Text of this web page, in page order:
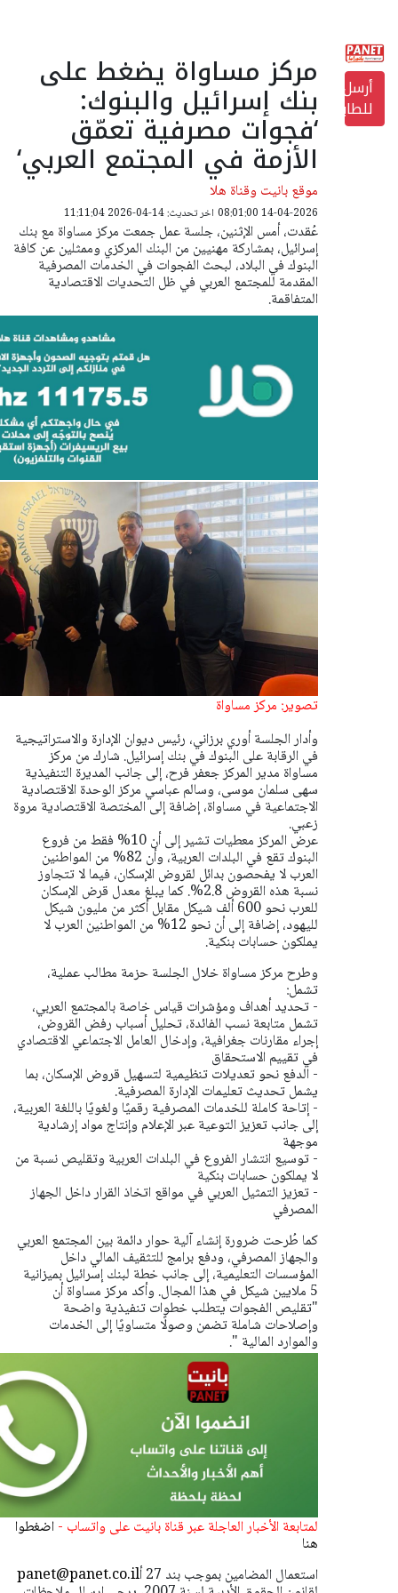
أرسل
للطابعة
مركز مساواة يضغط على
بنك إسرائيل والبنوك:
‘فجوات مصرفية تعمّق
الأزمة في المجتمع العربي‘
موقع بانيت وقناة هلا
14-04-2026 08:01:00 اخر تحديث: 14-04-2026 11:11:04
عُقدت، أمس الإثنين، جلسة عمل جمعت مركز مساواة مع بنك
إسرائيل، بمشاركة مهنيين من البنك المركزي وممثلين عن كافة
البنوك في البلاد، لبحث الفجوات في الخدمات المصرفية
المقدمة للمجتمع العربي في ظل التحديات الاقتصادية
المتفاقمة.
تصوير: مركز مساواة
وأدار الجلسة أوري برزاني، رئيس ديوان الإدارة والاستراتيجية
في الرقابة على البنوك في بنك إسرائيل. شارك من مركز
مساواة مدير المركز جعفر فرح، إلى جانب المديرة التنفيذية
سهى سلمان موسى، وسالم عباسي مركز الوحدة الاقتصادية
الاجتماعية في مساواة، إضافة إلى المختصة الاقتصادية مروة
زعبي.
عرض المركز معطيات تشير إلى أن 10% فقط من فروع
البنوك تقع في البلدات العربية، وأن 82% من المواطنين
العرب لا يفحصون بدائل لقروض الإسكان، فيما لا تتجاوز
نسبة هذه القروض 2.8%. كما يبلغ معدل قرض الإسكان
للعرب نحو 600 ألف شيكل مقابل أكثر من مليون شيكل
لليهود، إضافة إلى أن نحو 12% من المواطنين العرب لا
يملكون حسابات بنكية.
وطرح مركز مساواة خلال الجلسة حزمة مطالب عملية،
تشمل:
- تحديد أهداف ومؤشرات قياس خاصة بالمجتمع العربي،
تشمل متابعة نسب الفائدة، تحليل أسباب رفض القروض،
إجراء مقارنات جغرافية، وإدخال العامل الاجتماعي الاقتصادي
في تقييم الاستحقاق
- الدفع نحو تعديلات تنظيمية لتسهيل قروض الإسكان، بما
يشمل تحديث تعليمات الإدارة المصرفية.
- إتاحة كاملة للخدمات المصرفية رقميًا ولغويًا باللغة العربية،
إلى جانب تعزيز التوعية عبر الإعلام وإنتاج مواد إرشادية
موجهة
- توسيع انتشار الفروع في البلدات العربية وتقليص نسبة من
لا يملكون حسابات بنكية
- تعزيز التمثيل العربي في مواقع اتخاذ القرار داخل الجهاز
المصرفي
كما طُرحت ضرورة إنشاء آلية حوار دائمة بين المجتمع العربي
والجهاز المصرفي، ودفع برامج للتثقيف المالي داخل
المؤسسات التعليمية، إلى جانب خطة لبنك إسرائيل بميزانية
5 ملايين شيكل في هذا المجال. وأكد مركز مساواة أن
"تقليص الفجوات يتطلب خطوات تنفيذية واضحة
وإصلاحات شاملة تضمن وصولًا متساويًا إلى الخدمات
والموارد المالية ".
لمتابعة الأخبار العاجلة عبر قناة بانيت على واتساب - اضغطوا
هنا
panet@panet.co.ilاستعمال المضامين بموجب بند 27 أ